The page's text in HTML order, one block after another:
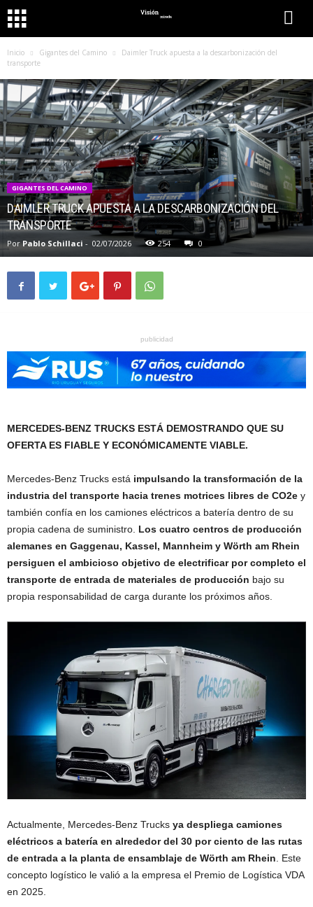
Inicio Gigantes del Camino
Daimler Truck apuesta a la descarbonización del
transporte
GIGANTES DEL CAMINO
DAIMLER TRUCK APUESTA A LA DESCARBONIZACIÓN DEL
TRANSPORTE
Por Pablo Schillaci - 02/07/2026 254 0
publicidad
MERCEDES‑BENZ TRUCKS ESTÁ DEMOSTRANDO QUE SU
OFERTA ES FIABLE Y ECONÓMICAMENTE VIABLE.
Mercedes‑Benz Trucks está impulsando la transformación de la
industria del transporte hacia trenes motrices libres de CO2e y
también confía en los camiones eléctricos a batería dentro de su
propia cadena de suministro. Los cuatro centros de producción
alemanes en Gaggenau, Kassel, Mannheim y Wörth am Rhein
persiguen el ambicioso objetivo de electrificar por completo el
transporte de entrada de materiales de producción bajo su
propia responsabilidad de carga durante los próximos años.
Actualmente, Mercedes‑Benz Trucks ya despliega camiones
eléctricos a batería en alrededor del 30 por ciento de las rutas
de entrada a la planta de ensamblaje de Wörth am Rhein . Este
concepto logístico le valió a la empresa el Premio de Logística VDA
en 2025.